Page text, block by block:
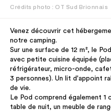
Crédits photo : OT Sud Brionnais
Venez découvrir cet
notre camping.
Sur une surface de 12 m², le
avec petite cuisine équipée
réfrigérateur, micro-onde,
3 personnes). Un lit d'appoint
de vie.
Le Pod comprend également 1
table de nuit, un meuble de